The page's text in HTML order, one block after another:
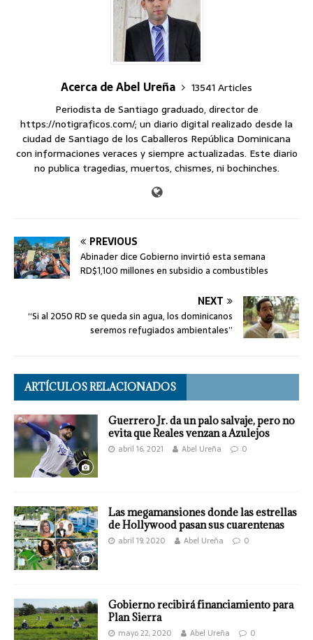
Acerca de Abel Ureña
13541 Articles
Periodista de Santiago graduado, director de
https://notigraficos.com/; un diario digital realizado desde la
ciudad de Santiago de los Caballeros República Dominicana
con informaciones veraces y siempre actualizadas. Este diario
no publica tragedias, muertos, chismes, ni bochinches.
PREVIOUS
Abinader dice Gobierno invirtió esta semana
RD$1,100 millones en subsidio a combustibles
NEXT
“Si al 2050 RD se queda sin agua, los dominicanos
seremos refugiados ambientales”
ARTÍCULOS RELACIONADOS
Guerrero Jr. da un palo salvaje, pero no
evita que Reales venzan a Azulejos
abril 16, 2021 Abel Ureña 0
Las megamansiones donde las estrellas
de Hollywood pasan sus cuarentenas
abril 19, 2020 Abel Ureña 0
Gobierno recibirá financiamiento para
Plan Sierra
mayo 22, 2020 Abel Ureña 0